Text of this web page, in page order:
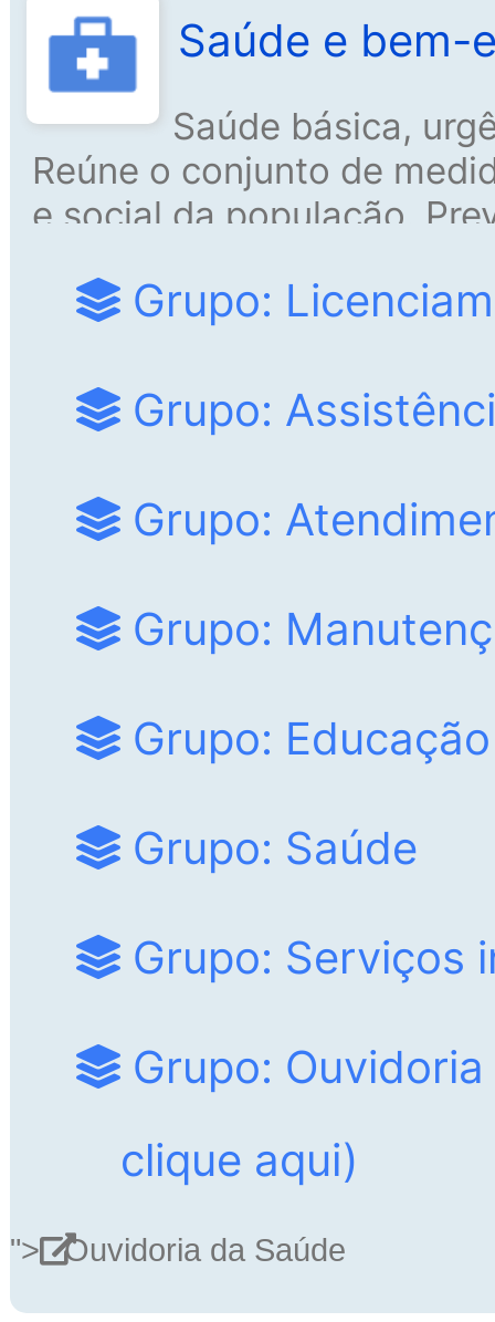
Saúde e bem-
Saúde básica,
Reúne o conjunto de
e social da população.
Grupo:
Grupo:
Grupo:
Grupo:
Grupo: Educação
Grupo: Saúde
Grupo: Serviços
Grupo: Ouvidoria
clique aqui)
"> Ouvidoria da Saúde